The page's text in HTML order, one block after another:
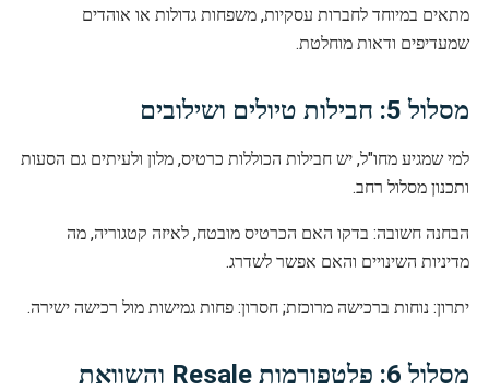
מתאים במיוחד לחברות עסקיות, משפחות גדולות או אוהדים
שמעדיפים ודאות מוחלטת.
מסלול 5: חבילות טיולים ושילובים
למי שמגיע מחו"ל, יש חבילות הכוללות כרטיס, מלון ולעיתים גם הסעות
ותכנון מסלול רחב.
הבחנה חשובה: בדקו האם הכרטיס מובטח, לאיזה קטגוריה, מה
מדיניות השינויים והאם אפשר לשדרג.
יתרון: נוחות ברכישה מרוכזת; חסרון: פחות גמישות מול רכישה ישירה.
מסלול 6: פלטפורמות Resale והשוואת